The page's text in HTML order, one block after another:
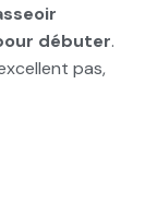
débuter.
pas,